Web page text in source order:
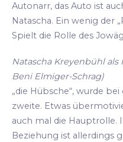
Autonarr, das Auto ist
Natascha. Ein wenig der
Spielt die Rolle des
Natascha Kreyenbühl
Beni Elmiger-Schrag)
„die Hübsche“, wurde
zweite. Etwas
auch mal die Hauptrolle.
Beziehung ist allerdings